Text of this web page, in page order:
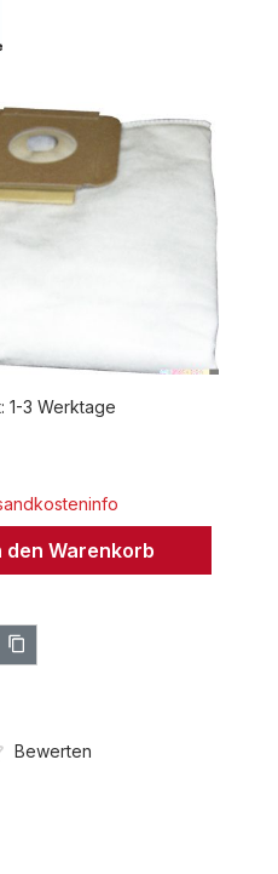
1-3 Werktage
den
den Warenkorb
Bewerten